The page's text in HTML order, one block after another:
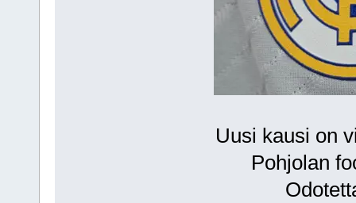
Uusi kausi on
Pohjolan